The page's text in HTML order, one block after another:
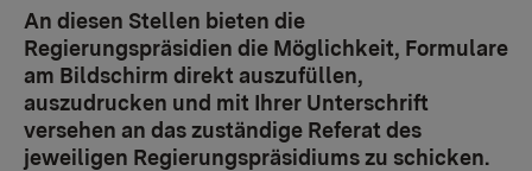
An diesen Stellen bieten die
Regierungspräsidien die Möglichkeit, Formulare
am Bildschirm direkt auszufüllen,
auszudrucken und mit Ihrer Unterschrift
versehen an das zuständige Referat des
jeweiligen Regierungspräsidiums zu schicken.